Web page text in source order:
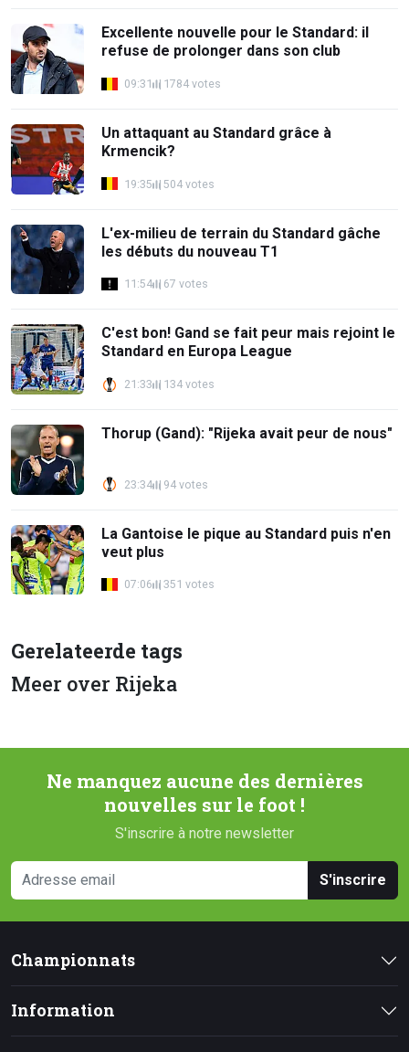
Excellente nouvelle pour le Standard: il
refuse de prolonger dans son club
09:31 1784 votes
Un attaquant au Standard grâce à
Krmencik?
19:35 504 votes
L'ex-milieu de terrain du Standard gâche
les débuts du nouveau T1
11:54 67 votes
C'est bon! Gand se fait peur mais rejoint le
Standard en Europa League
21:33 134 votes
Thorup (Gand): "Rijeka avait peur de nous"
23:34 94 votes
La Gantoise le pique au Standard puis n'en
veut plus
07:06 351 votes
Gerelateerde tags
Meer over Rijeka
Ne manquez aucune des dernières
nouvelles sur le foot !
S'inscrire à notre newsletter
S'inscrire
Championnats
Information